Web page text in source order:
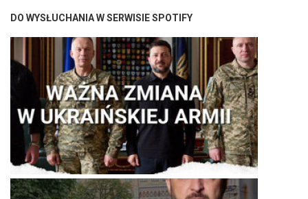
DO WYSŁUCHANIA W SERWISIE SPOTIFY